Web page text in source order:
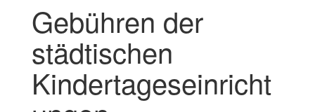
Gebühren der
städtischen
Kindertageseinricht